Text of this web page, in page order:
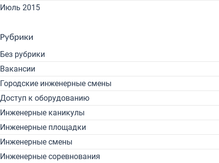
Июль 2015
Рубрики
Без рубрики
Вакансии
Городские инженерные смены
Доступ к оборудованию
Инженерные каникулы
Инженерные площадки
Инженерные смены
Инженерные соревнования